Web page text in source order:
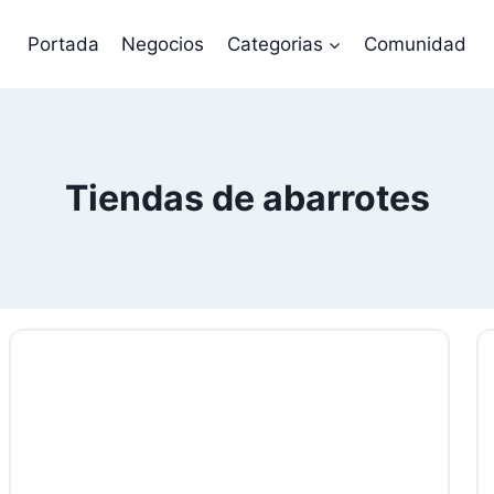
Portada Negocios Categorias Comunidad
Tiendas de abarrotes